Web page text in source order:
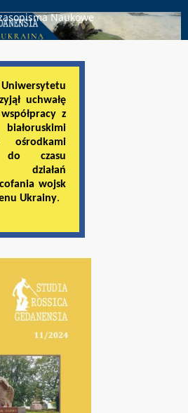
Naukowe
uchwałę
z
do czasu
działań
wojsk
Ukrainy.